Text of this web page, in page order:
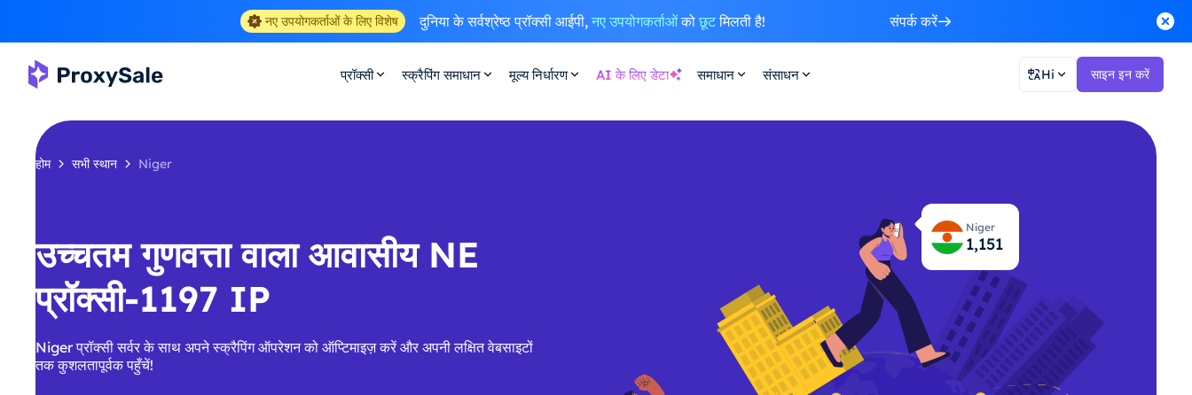
नए उपयोगकर्ताओं के लिए विशेष दुनिया के सर्वश्रेष्ठ प्रॉक्सी आईपी, नए उपयोगकर्ताओंको छूटमिलती है! संपर्क करें
प्रॉक्सी स्क्रैपिंग समाधान मूल्य निर्धारण AI के लिए डेटा समाधान संसाधन Hi साइन इन करें
होम सभी स्थान Niger
उच्चतम गुणवत्ता वाला आवासीय NE
प्रॉक्सी-1197 IP
Niger प्रॉक्सी सर्वर के साथ अपने स्क्रैपिंग ऑपरेशन को ऑप्टिमाइज़ करें और अपनी लक्षित वेबसाइटों
तक कुशलतापूर्वक पहुँचें!
Niger
1,197